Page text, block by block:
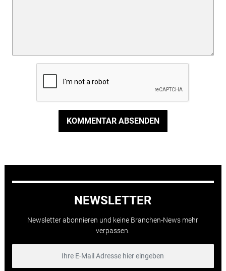
KOMMENTAR ABSENDEN
NEWSLETTER
Newsletter abonnieren und keine Branchen-News mehr
verpassen.